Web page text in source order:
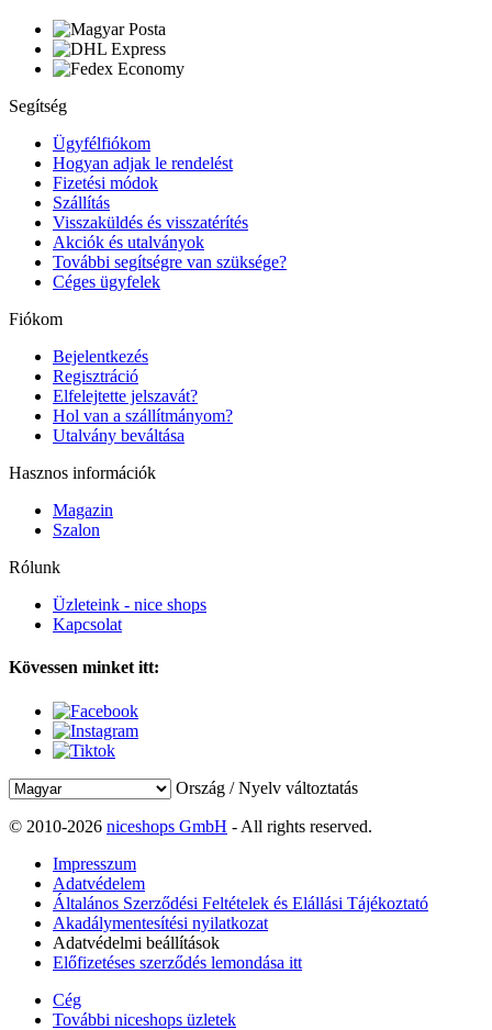
Segítség
Ügyfélfiókom
Hogyan adjak le rendelést
Fizetési módok
Szállítás
Visszaküldés és visszatérítés
Akciók és utalványok
További segítségre van szüksége?
Céges ügyfelek
Fiókom
Bejelentkezés
Regisztráció
Elfelejtette jelszavát?
Hol van a szállítmányom?
Utalvány beváltása
Hasznos információk
Magazin
Szalon
Rólunk
Üzleteink - nice shops
Kapcsolat
Kövessen minket itt:
Ország / Nyelv változtatás
© 2010-2026 niceshops GmbH - All rights reserved.
Impresszum
Adatvédelem
Általános Szerződési Feltételek és Elállási Tájékoztató
Akadálymentesítési nyilatkozat
Adatvédelmi beállítások
Előfizetéses szerződés lemondása itt
Cég
További niceshops üzletek